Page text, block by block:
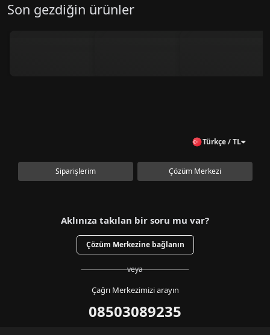
Son gezdiğin ürünler
Türkçe / TL
Siparişlerim Çözüm Merkezi
Aklınıza takılan bir soru mu var?
Çözüm Merkezine bağlanın
veya
Çağrı Merkezimizi arayın
08503089235